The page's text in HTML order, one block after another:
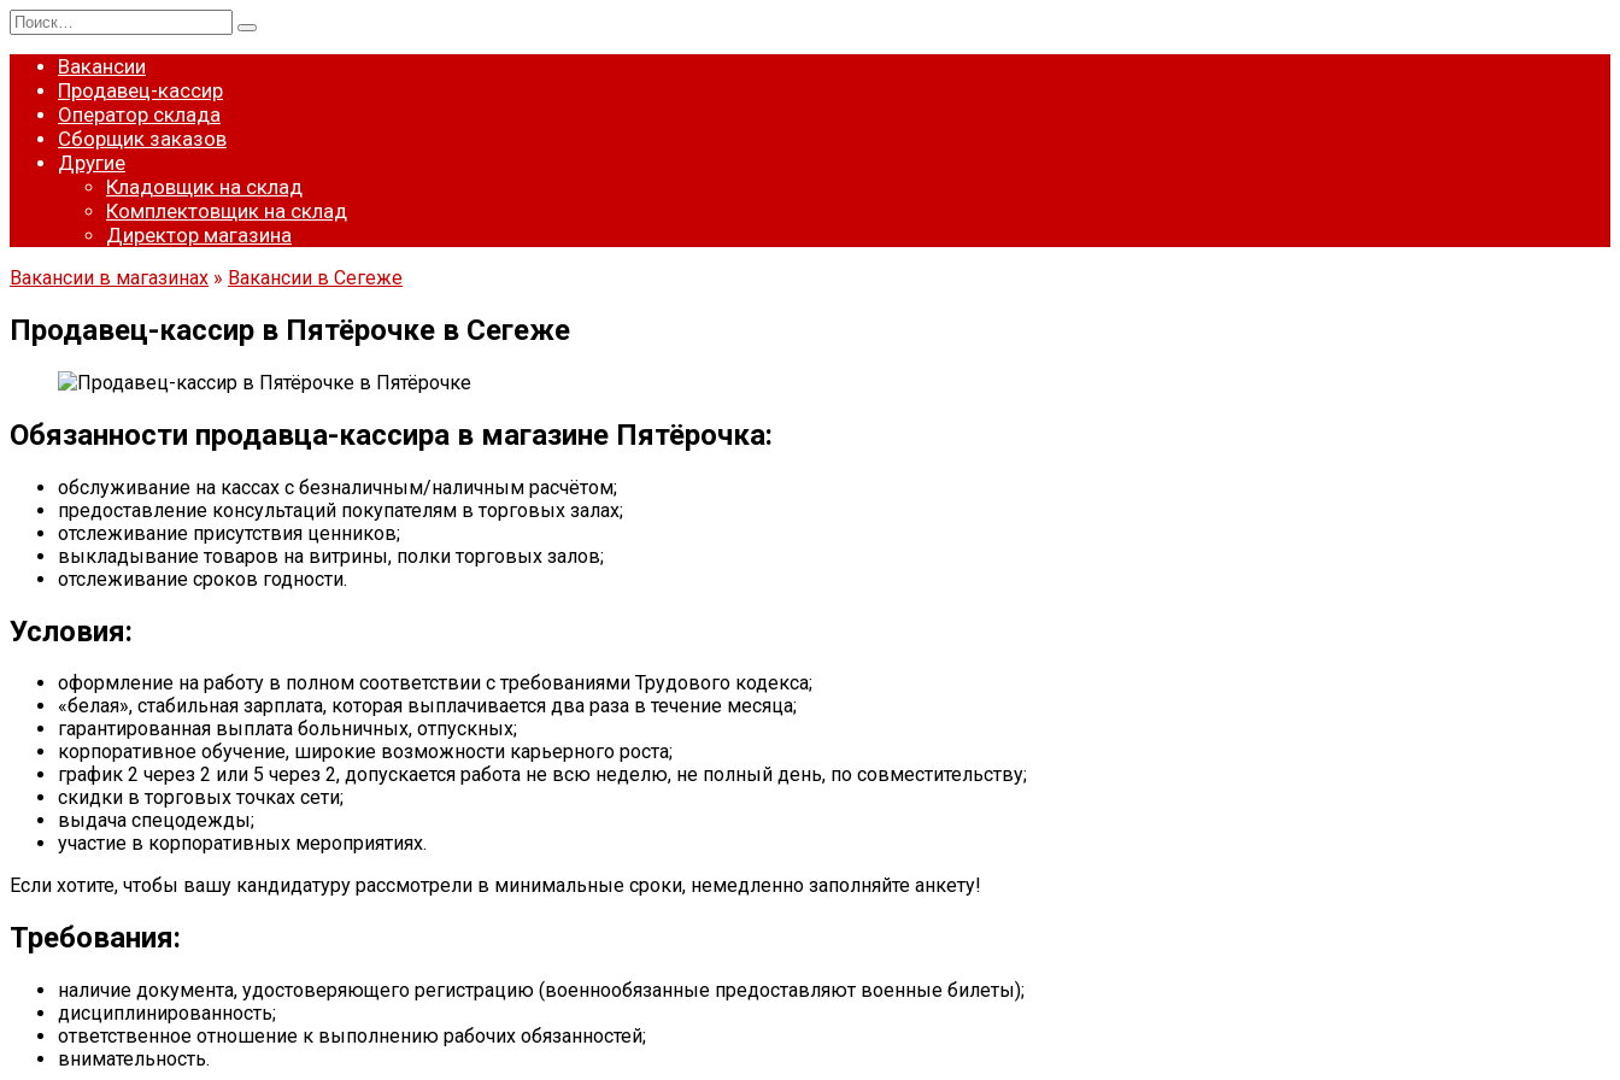
Перейти
к
содержанию
Search
for:
Вакансии
Продавец-кассир
Оператор склада
Сборщик заказов
Другие
Кладовщик на склад
Комплектовщик на склад
Директор магазина
Вакансии в магазинах » Вакансии в Сегеже
Продавец-кассир в Пятёрочке в Сегеже
Обязанности продавца-кассира в магазине Пятёрочка:
обслуживание на кассах с безналичным/наличным расчётом;
предоставление консультаций покупателям в торговых залах;
отслеживание присутствия ценников;
выкладывание товаров на витрины, полки торговых залов;
отслеживание сроков годности.
Условия:
оформление на работу в полном соответствии с требованиями Трудового кодекса;
«белая», стабильная зарплата, которая выплачивается два раза в течение месяца;
гарантированная выплата больничных, отпускных;
корпоративное обучение, широкие возможности карьерного роста;
график 2 через 2 или 5 через 2, допускается работа не всю неделю, не полный день, по совместительству;
скидки в торговых точках сети;
выдача спецодежды;
участие в корпоративных мероприятиях.
Если хотите, чтобы вашу кандидатуру рассмотрели в минимальные сроки, немедленно заполняйте анкету!
Требования:
наличие документа, удостоверяющего регистрацию (военнообязанные предоставляют военные билеты);
дисциплинированность;
ответственное отношение к выполнению рабочих обязанностей;
внимательность.